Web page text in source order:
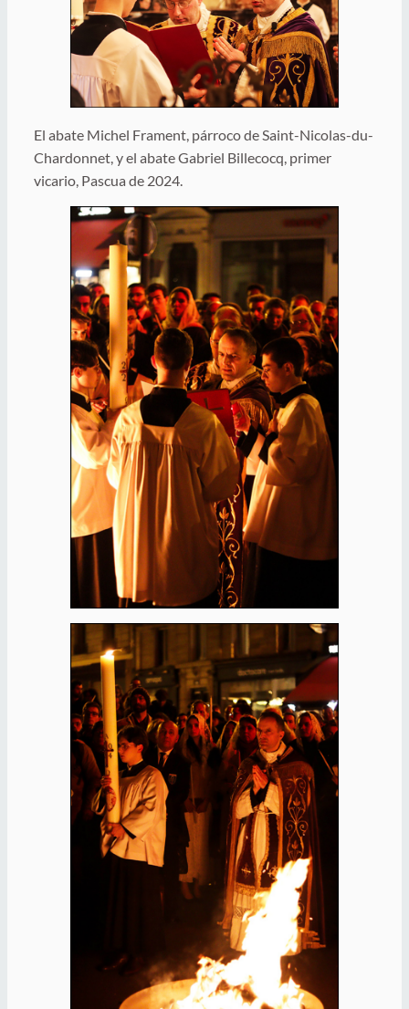
El abate Michel Frament, párroco de Saint-Nicolas-du-
Chardonnet, y el abate Gabriel Billecocq, primer
vicario, Pascua de 2024.